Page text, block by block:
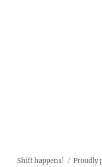
Shift happens! Proudly